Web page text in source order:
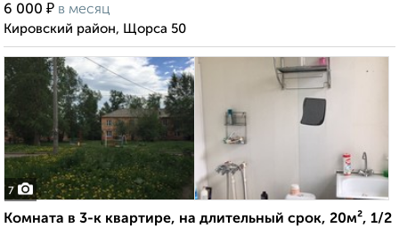
6 000 ₽ в месяц
Кировский район, Щорса 50
7
Комната в 3-к квартире, на длительный срок, 20м², 1/2